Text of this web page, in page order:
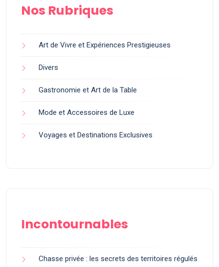
Nos Rubriques
Art de Vivre et Expériences Prestigieuses
Divers
Gastronomie et Art de la Table
Mode et Accessoires de Luxe
Voyages et Destinations Exclusives
Incontournables
Chasse privée : les secrets des territoires régulés